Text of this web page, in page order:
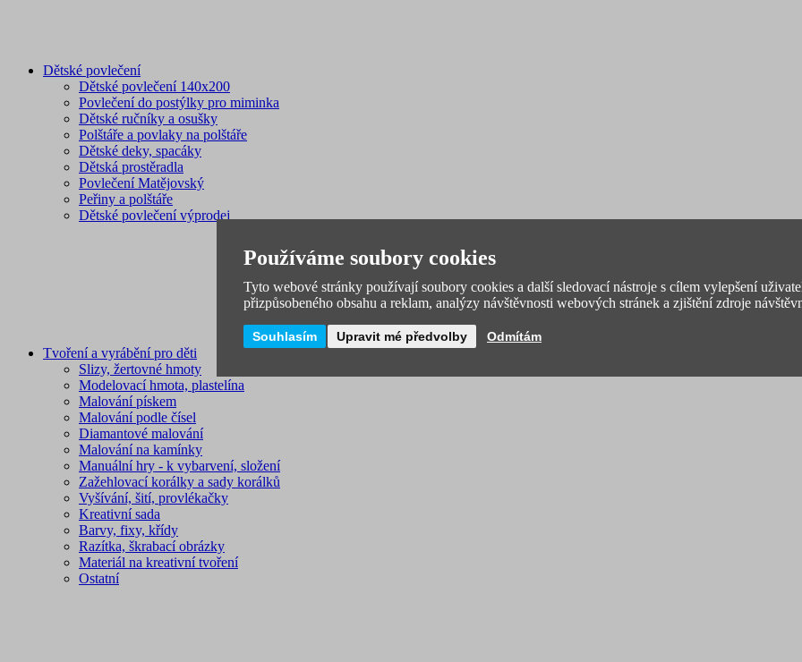
Dětské povlečení
Dětské povlečení 140x200
Povlečení do postýlky pro miminka
Dětské ručníky a osušky
Polštáře a povlaky na polštáře
Dětské deky, spacáky
Dětská prostěradla
Povlečení Matějovský
Peřiny a polštáře
Dětské povlečení výprodej
Tvoření a vyrábění pro děti
Slizy, žertovné hmoty
Modelovací hmota, plastelína
Malování pískem
Malování podle čísel
Diamantové malování
Malování na kamínky
Manuální hry - k vybarvení, složení
Zažehlovací korálky a sady korálků
Vyšívání, šití, provlékačky
Kreativní sada
Barvy, fixy, křídy
Razítka, škrabací obrázky
Materiál na kreativní tvoření
Ostatní
Používáme soubory cookies
Tyto webové stránky používají soubory cookies a další sledovací nástroje s cílem vylepšení
přizpůsobeného obsahu a reklam, analýzy návštěvnosti webových stránek a zjištění zdroje
Souhlasím Upravit mé předvolby Odmítám